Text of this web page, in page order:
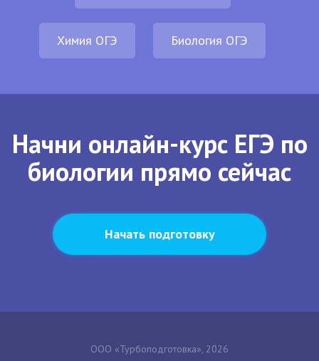
Химия ОГЭ Биология ОГЭ
Начни онлайн-курс ЕГЭ по
биологии прямо сейчас
Начать подготовку
ООО «Турбоподготовка», 2026